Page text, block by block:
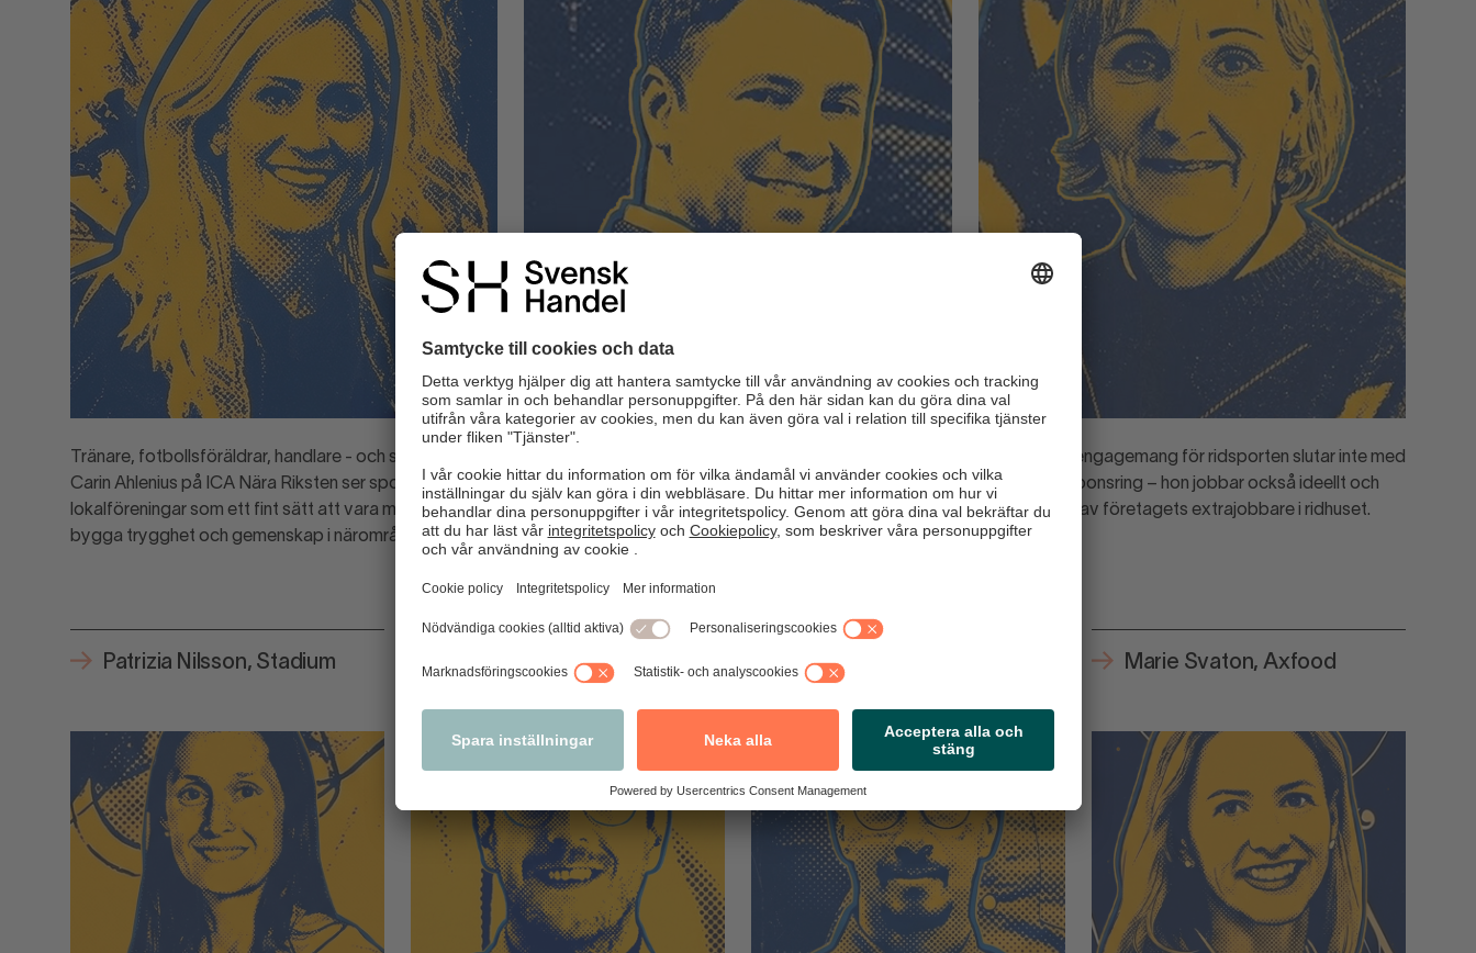
Tränare, fotbollsföräldrar, handlare - och sponsorer.
Carin Ahlenius på ICA Nära Riksten ser sponsringen av
lokalföreningar som ett fint sätt att vara med och
bygga trygghet och gemenskap i närområdet.
plats i Handelslandslagets startelva given.
“Föreningslivet spelar en avgörande roll i samhället”,
säger GeKås vd Patrik Levin.
Lena Norins engagemang för ridsporten slutar inte med
ekonomisk sponsring – hon jobbar också ideellt och
hittar många av företagets extrajobbare i ridhuset.
Patrizia Nilsson, Stadium Magnus Bark, Prevex
Tomas Emanuelz, Maxi Ica
Marie Svaton, Axfood